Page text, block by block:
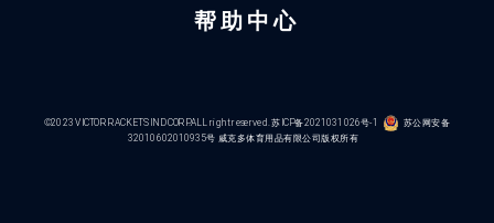
帮助中心
©2023 VICTOR RACKETS IND CORP.ALL right reserved.苏ICP备2021031026号-1 苏公网安备
32010602010935号 威克多体育用品有限公司版权所有